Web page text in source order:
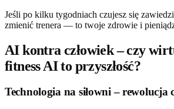
Jeśli po kilku tygodniach czujesz się
zmienić trenera — to twoje zdrowie i
AI kontra człowiek – czy
fitness AI to przyszłość?
Technologia na siłowni – rewolucja